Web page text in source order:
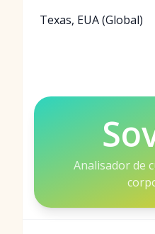
Texas, EUA (Global)
Analisador de